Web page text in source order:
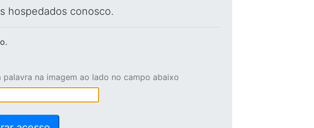
hospedados conosco.
palavra na imagem ao lado no campo abaixo